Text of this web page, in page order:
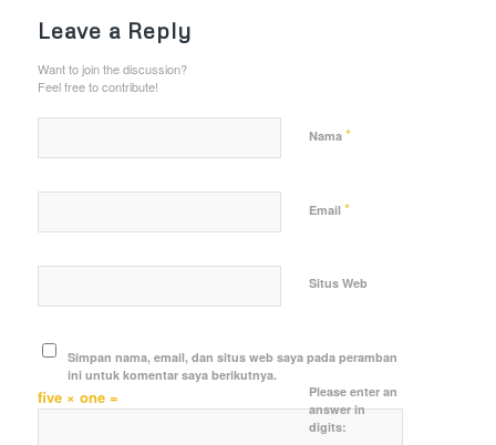
Leave a Reply
Want to join the discussion?
Feel free to contribute!
Nama *
Email *
Situs Web
Simpan nama, email, dan situs web saya pada peramban
ini untuk komentar saya berikutnya.
Please enter an
answer in
digits:
five × one =